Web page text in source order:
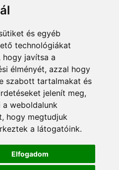
és egyéb
technológiákat
hogy javítsa a
élményét, azzal hogy
szabott tartalmakat és
jelenít meg,
a weboldalunk
hogy megtudjuk
a látogatóink.
Elfogadom
tele van pszichológiai csapdákkal
Megmutatjuk, hogyan
és miként kerüld el a vásárlás
Készülj fel, hogy máshogy